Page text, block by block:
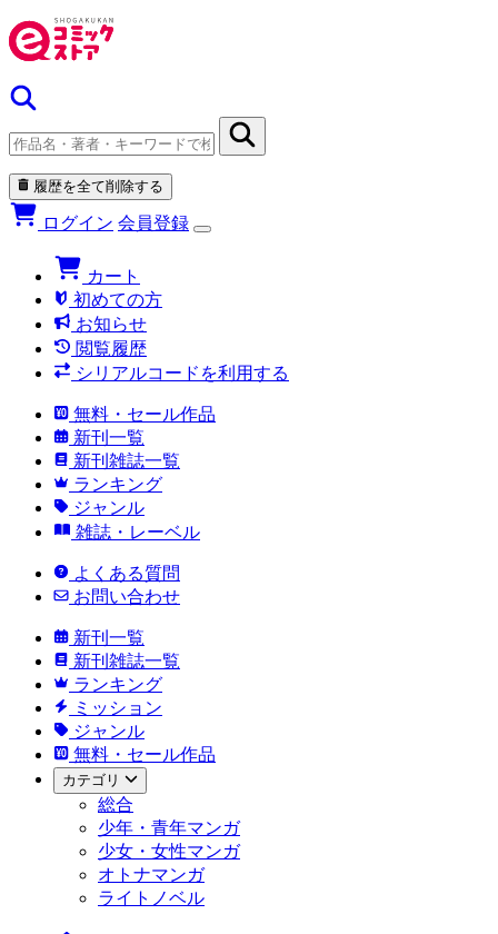
履歴を全て削除する
ログイン 会員登録
カート
初めての方
お知らせ
閲覧履歴
シリアルコードを利用する
無料・セール作品
新刊一覧
新刊雑誌一覧
ランキング
ジャンル
雑誌・レーベル
よくある質問
お問い合わせ
新刊一覧
新刊雑誌一覧
ランキング
ミッション
ジャンル
無料・セール作品
カテゴリ
総合
少年・青年マンガ
少女・女性マンガ
オトナマンガ
ライトノベル